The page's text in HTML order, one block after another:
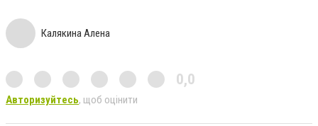
Калякина Алена
0,0
Авторизуйтесь, щоб оцінити